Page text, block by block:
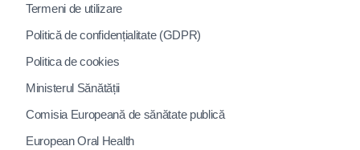
Termeni de utilizare
Politică de confidențialitate (GDPR)
Politica de cookies
Ministerul Sănătății
Comisia Europeană de sănătate publică
European Oral Health